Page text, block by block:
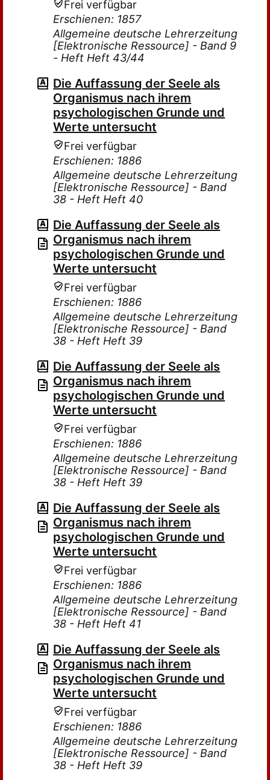
Frei verfügbar
Erschienen: 1857
Allgemeine deutsche Lehrerzeitung
[Elektronische Ressource] - Band 9
- Heft Heft 43/44
Die Auffassung der Seele als
Organismus nach ihrem
psychologischen Grunde und
Werte untersucht
Frei verfügbar
Erschienen: 1886
Allgemeine deutsche Lehrerzeitung
[Elektronische Ressource] - Band
38 - Heft Heft 40
Die Auffassung der Seele als
Organismus nach ihrem
psychologischen Grunde und
Werte untersucht
Frei verfügbar
Erschienen: 1886
Allgemeine deutsche Lehrerzeitung
[Elektronische Ressource] - Band
38 - Heft Heft 39
Die Auffassung der Seele als
Organismus nach ihrem
psychologischen Grunde und
Werte untersucht
Frei verfügbar
Erschienen: 1886
Allgemeine deutsche Lehrerzeitung
[Elektronische Ressource] - Band
38 - Heft Heft 39
Die Auffassung der Seele als
Organismus nach ihrem
psychologischen Grunde und
Werte untersucht
Frei verfügbar
Erschienen: 1886
Allgemeine deutsche Lehrerzeitung
[Elektronische Ressource] - Band
38 - Heft Heft 41
Die Auffassung der Seele als
Organismus nach ihrem
psychologischen Grunde und
Werte untersucht
Frei verfügbar
Erschienen: 1886
Allgemeine deutsche Lehrerzeitung
[Elektronische Ressource] - Band
38 - Heft Heft 39